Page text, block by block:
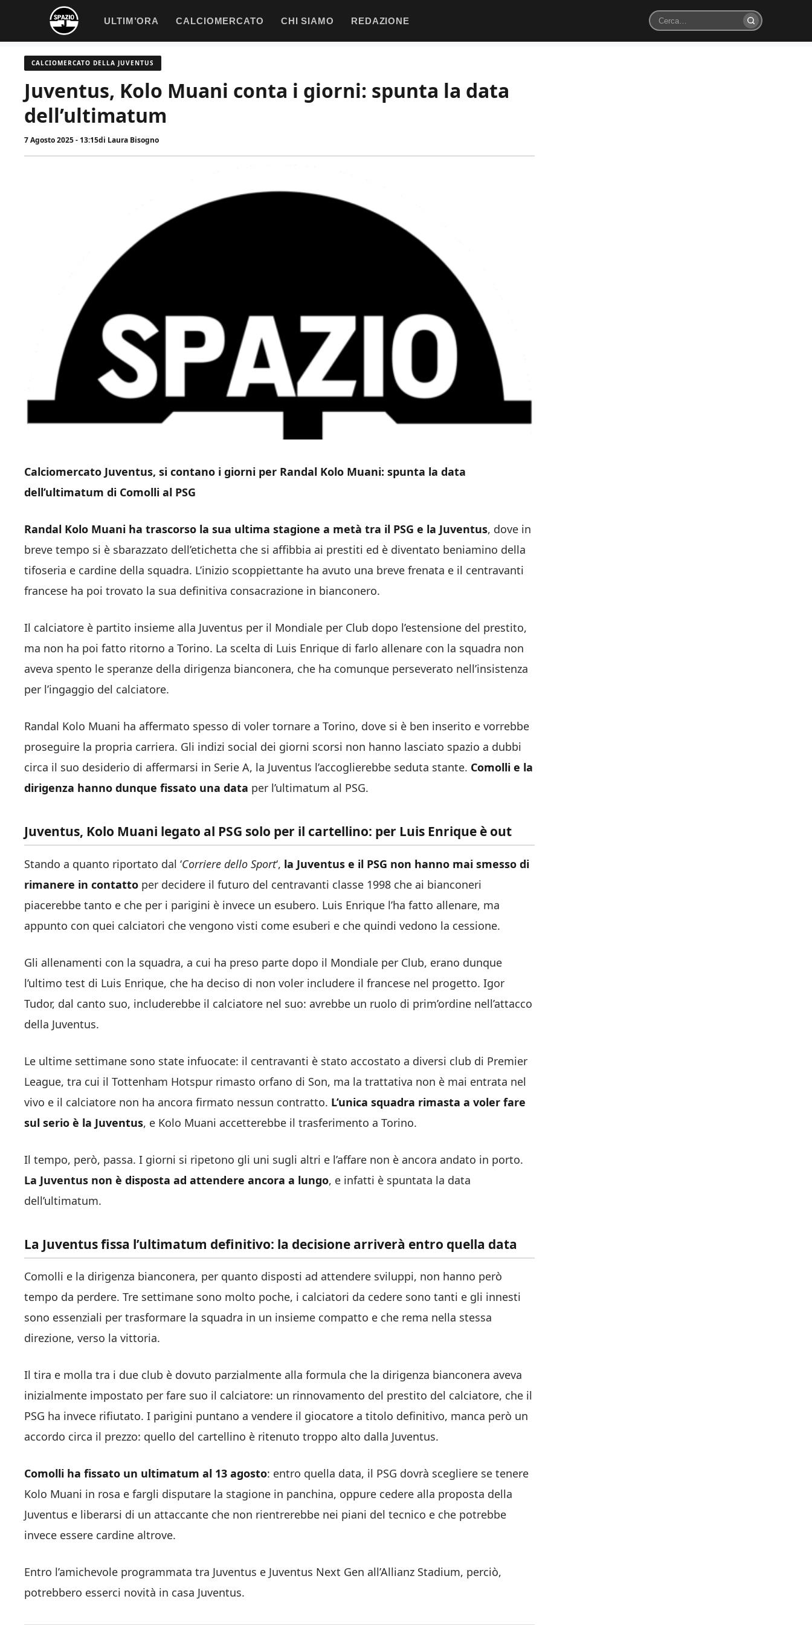
contenuto
ULTIM’ORA CALCIOMERCATO CHI SIAMO REDAZIONE
Cerca
CALCIOMERCATO DELLA JUVENTUS
Juventus, Kolo Muani conta i giorni: spunta la data
dell’ultimatum
7 Agosto 2025 - 13:15di Laura Bisogno
Calciomercato Juventus, si contano i giorni per Randal Kolo Muani: spunta la data
dell’ultimatum di Comolli al PSG
Randal Kolo Muani ha trascorso la sua ultima stagione a metà tra il PSG e la Juventus, dove in
breve tempo si è sbarazzato dell’etichetta che si affibbia ai prestiti ed è diventato beniamino della
tifoseria e cardine della squadra. L’inizio scoppiettante ha avuto una breve frenata e il centravanti
francese ha poi trovato la sua definitiva consacrazione in bianconero.
Il calciatore è partito insieme alla Juventus per il Mondiale per Club dopo l’estensione del prestito,
ma non ha poi fatto ritorno a Torino. La scelta di Luis Enrique di farlo allenare con la squadra non
aveva spento le speranze della dirigenza bianconera, che ha comunque perseverato nell’insistenza
per l’ingaggio del calciatore.
Randal Kolo Muani ha affermato spesso di voler tornare a Torino, dove si è ben inserito e vorrebbe
proseguire la propria carriera. Gli indizi social dei giorni scorsi non hanno lasciato spazio a dubbi
circa il suo desiderio di affermarsi in Serie A, la Juventus l’accoglierebbe seduta stante. Comolli e la
dirigenza hanno dunque fissato una data per l’ultimatum al PSG.
Juventus, Kolo Muani legato al PSG solo per il cartellino: per Luis Enrique è out
Stando a quanto riportato dal ‘Corriere dello Sport‘, la Juventus e il PSG non hanno mai smesso di
rimanere in contatto per decidere il futuro del centravanti classe 1998 che ai bianconeri
piacerebbe tanto e che per i parigini è invece un esubero. Luis Enrique l’ha fatto allenare, ma
appunto con quei calciatori che vengono visti come esuberi e che quindi vedono la cessione.
Gli allenamenti con la squadra, a cui ha preso parte dopo il Mondiale per Club, erano dunque
l’ultimo test di Luis Enrique, che ha deciso di non voler includere il francese nel progetto. Igor
Tudor, dal canto suo, includerebbe il calciatore nel suo: avrebbe un ruolo di prim’ordine nell’attacco
della Juventus.
Le ultime settimane sono state infuocate: il centravanti è stato accostato a diversi club di Premier
League, tra cui il Tottenham Hotspur rimasto orfano di Son, ma la trattativa non è mai entrata nel
vivo e il calciatore non ha ancora firmato nessun contratto. L’unica squadra rimasta a voler fare
sul serio è la Juventus, e Kolo Muani accetterebbe il trasferimento a Torino.
Il tempo, però, passa. I giorni si ripetono gli uni sugli altri e l’affare non è ancora andato in porto.
La Juventus non è disposta ad attendere ancora a lungo, e infatti è spuntata la data
dell’ultimatum.
La Juventus fissa l’ultimatum definitivo: la decisione arriverà entro quella data
Comolli e la dirigenza bianconera, per quanto disposti ad attendere sviluppi, non hanno però
tempo da perdere. Tre settimane sono molto poche, i calciatori da cedere sono tanti e gli innesti
sono essenziali per trasformare la squadra in un insieme compatto e che rema nella stessa
direzione, verso la vittoria.
Il tira e molla tra i due club è dovuto parzialmente alla formula che la dirigenza bianconera aveva
inizialmente impostato per fare suo il calciatore: un rinnovamento del prestito del calciatore, che il
PSG ha invece rifiutato. I parigini puntano a vendere il giocatore a titolo definitivo, manca però un
accordo circa il prezzo: quello del cartellino è ritenuto troppo alto dalla Juventus.
Comolli ha fissato un ultimatum al 13 agosto: entro quella data, il PSG dovrà scegliere se tenere
Kolo Muani in rosa e fargli disputare la stagione in panchina, oppure cedere alla proposta della
Juventus e liberarsi di un attaccante che non rientrerebbe nei piani del tecnico e che potrebbe
invece essere cardine altrove.
Entro l’amichevole programmata tra Juventus e Juventus Next Gen all’Allianz Stadium, perciò,
potrebbero esserci novità in casa Juventus.